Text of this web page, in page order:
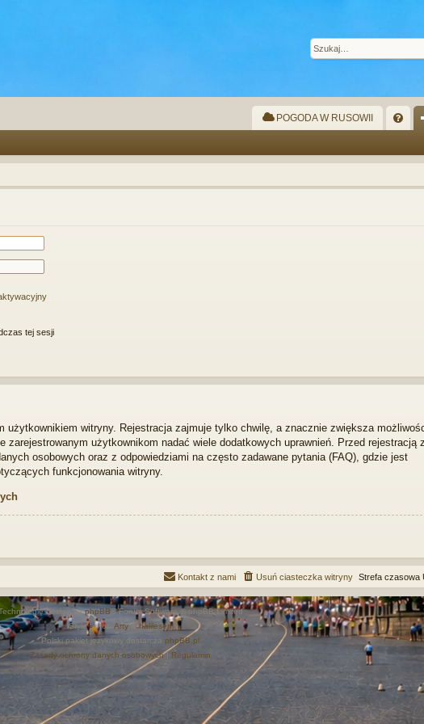
POGODA W RUSOWII
Q
tej sesji
użytkownikiem witryny. Rejestracja zajmuje tylko chwilę, a znacznie zwiększa
zarejestrowanym użytkownikom nadać wiele dodatkowych uprawnień. Przed rejestracją
osobowych oraz z odpowiedziami na często zadawane pytania (FAQ), gdzie jest
funkcjonowania witryny.
Strefa czasowa
Usuń ciasteczka witryny
Kontakt z nami
dostarczaphpBB® Forum Software © phpBB Limited
Style autor: Arty & halilesen
Polski pakiet językowy dostarcza phpBB.pl
Zasady ochrony danych osobowych| Regulamin